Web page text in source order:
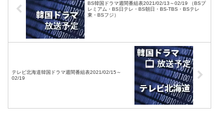
BS韓国ドラマ週間番組表2021/02/13～02/19 （BSプ
レミアム・BS日テレ・BS朝日・BS-TBS・BSテレ
東・BSフジ）
テレビ北海道韓国ドラマ週間番組表2021/02/15～
02/19